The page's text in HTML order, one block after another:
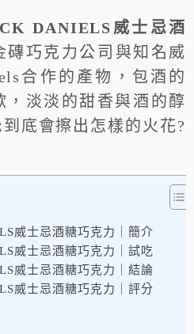
DANIELS威士忌酒
磚巧克力公司與知名威
合作的產物，包酒的
，淡淡的甜香與酒的醇
底會擦出怎樣的火花?
威士忌酒糖巧克力｜簡介
威士忌酒糖巧克力｜試吃
威士忌酒糖巧克力｜結論
威士忌酒糖巧克力｜評分